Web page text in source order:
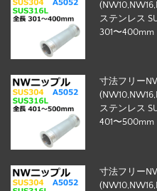
ステンレス
301〜400mm
寸法フリー
ステンレス
401〜500mm
寸法フリー